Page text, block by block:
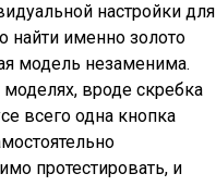
настройки для
найти именно золото
модель незаменима.
вроде скребка
всего одна кнопка
протестировать, и